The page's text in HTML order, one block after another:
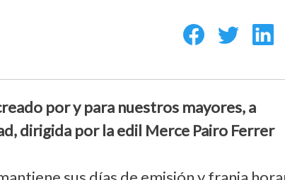
por y para nuestros mayores, a
dirigida por la edil Merce Pairo Ferrer